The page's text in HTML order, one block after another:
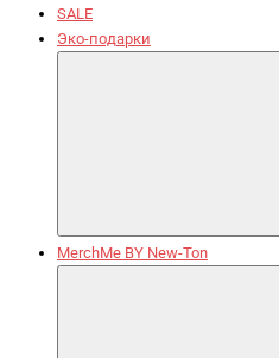
SALE
Эко-подарки
MerchMe BY New-Ton